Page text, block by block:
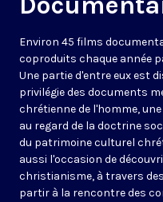
Environ 45 films
coproduits chaque année
Une partie d'entre eux est
privilégie des documents
chrétienne de l'homme,
au regard de la doctrine
du patrimoine culturel
aussi l'occasion de
christianisme, à travers
partir à la rencontre des